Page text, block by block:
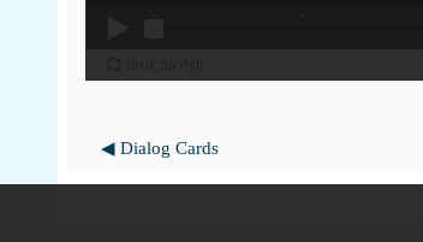
◀︎ Dialog Cards